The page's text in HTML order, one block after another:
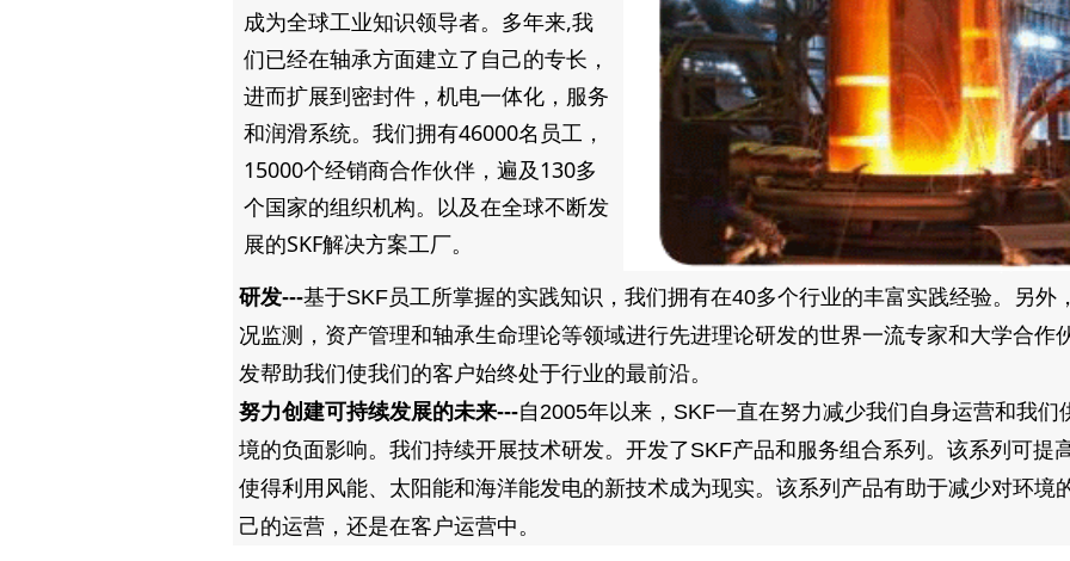
成为全球工业知识领导者。多年来,我
们已经在轴承方面建立了自己的专长，
进而扩展到密封件，机电一体化，服务
和润滑系统。我们拥有46000名员工，
15000个经销商合作伙伴，遍及130多
个国家的组织机构。以及在全球不断发
展的SKF解决方案工厂。
研发---基于SKF员工所掌握的实践知识，我们拥有在40多个行业的丰富实践经验。另外
况监测，资产管理和轴承生命理论等领域进行先进理论研发的世界一流专家和大学合作
发帮助我们使我们的客户始终处于行业的最前沿。
努力创建可持续发展的未来---自2005年以来，SKF一直在努力减少我们自身运营和我们
境的负面影响。我们持续开展技术研发。开发了SKF产品和服务组合系列。该系列可提
使得利用风能、太阳能和海洋能发电的新技术成为现实。该系列产品有助于减少对环境
己的运营，还是在客户运营中。